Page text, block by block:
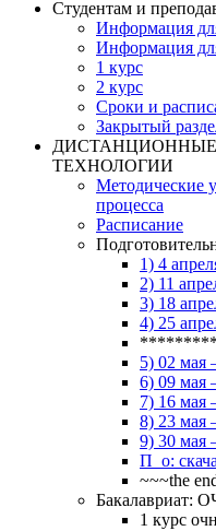
Студентам и
Информация
Информация
1 курс
2 курс
Сроки и
Закрытый
ДИСТАНЦИОННЫЕ
ТЕХНОЛОГИИ
Методические
процесса
Расписание
1) 4
2) 11
3) 18
4) 25
5) 02 мая
6) 09 мая
7) 16 мая
8) 23 мая
9) 30
П_о:
~~~the
1 курс